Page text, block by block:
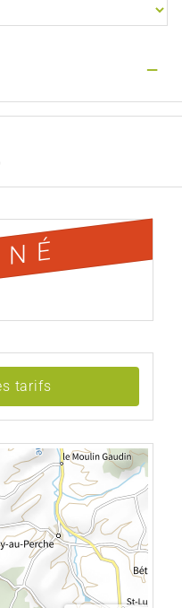
—
tarifs